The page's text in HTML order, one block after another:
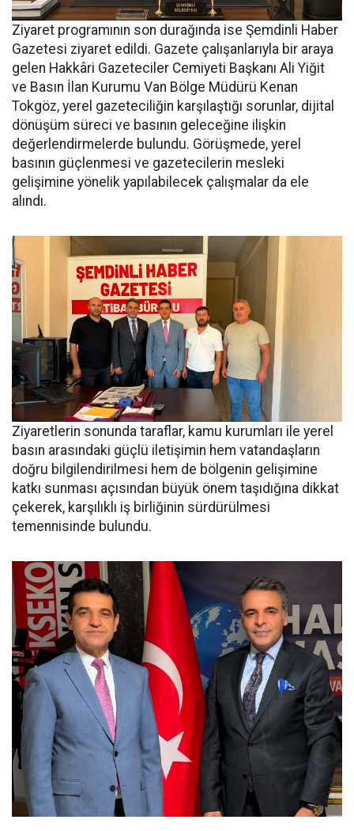
Ziyaret programının son durağında ise Şemdinli Haber
Gazetesi ziyaret edildi. Gazete çalışanlarıyla bir araya
gelen Hakkâri Gazeteciler Cemiyeti Başkanı Ali Yiğit
ve Basın İlan Kurumu Van Bölge Müdürü Kenan
Tokgöz, yerel gazeteciliğin karşılaştığı sorunlar, dijital
dönüşüm süreci ve basının geleceğine ilişkin
değerlendirmelerde bulundu. Görüşmede, yerel
basının güçlenmesi ve gazetecilerin mesleki
gelişimine yönelik yapılabilecek çalışmalar da ele
alındı.
Ziyaretlerin sonunda taraflar, kamu kurumları ile yerel
basın arasındaki güçlü iletişimin hem vatandaşların
doğru bilgilendirilmesi hem de bölgenin gelişimine
katkı sunması açısından büyük önem taşıdığına dikkat
çekerek, karşılıklı iş birliğinin sürdürülmesi
temennisinde bulundu.